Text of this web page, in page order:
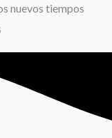
nuevos tiempos